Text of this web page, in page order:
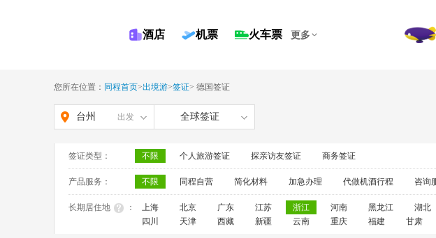
酒店 机票 火车票 更多
您所在位置： 同程首页>出境游>签证> 德国签证
台州 出发 全球签证
签证类型： 不限 个人旅游签证 探亲访友签证 商务签证
产品服务： 不限 同程自营 简化材料 加急办理 代做机酒行程 咨询
长期居住地 ： 上海 北京 广东 江苏 浙江 河南 黑龙江 湖北
四川
天津 西藏 新疆 云南 重庆 福建 甘肃